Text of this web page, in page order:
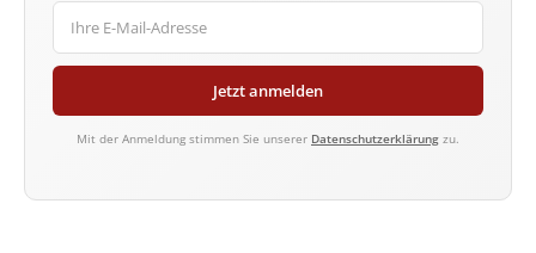
Jetzt anmelden
Mit der Anmeldung stimmen Sie unserer Datenschutzerklärung zu.